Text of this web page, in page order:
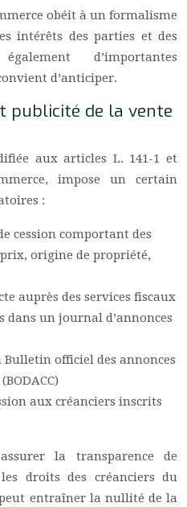
obéit à un formalisme
intérêts des parties et des
d’importantes
d’anticiper.
publicité de la vente
aux articles L. 141-1 et
impose un certain
:
cession comportant des
origine de propriété,
auprès des services fiscaux
dans un journal d’annonces
Bulletin officiel des annonces
aux créanciers inscrits
la transparence de
droits des créanciers du
entraîner la nullité de la